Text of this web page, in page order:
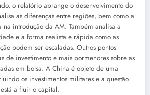
o relatório abrange o desenvolvimento do
as diferenças entre regiões, bem como a
introdução da AM. Também analisa a
e a forma realista e rápida como as
podem ser escaladas. Outros pontos
de investimento e mais pormenores sobre as
em bolsa. A China é objeto de uma
os investimentos militares e a questão
a fluir o capital.